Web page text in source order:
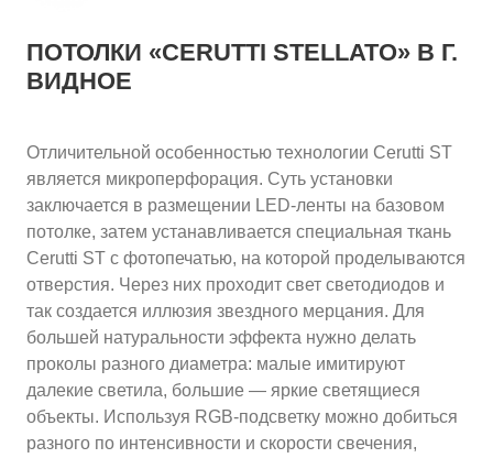
ПОТОЛКИ «CERUTTI STELLATO» В Г.
ВИДНОЕ
Отличительной особенностью технологии Cerutti ST
является микроперфорация. Суть установки
заключается в размещении LED-ленты на базовом
потолке, затем устанавливается специальная ткань
Cerutti ST с фотопечатью, на которой проделываются
отверстия. Через них проходит свет светодиодов и
так создается иллюзия звездного мерцания. Для
большей натуральности эффекта нужно делать
проколы разного диаметра: малые имитируют
далекие светила, большие — яркие светящиеся
объекты. Используя RGB-подсветку можно добиться
разного по интенсивности и скорости свечения,